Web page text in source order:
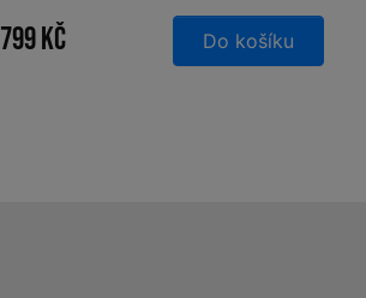
799 Kč Do košíku